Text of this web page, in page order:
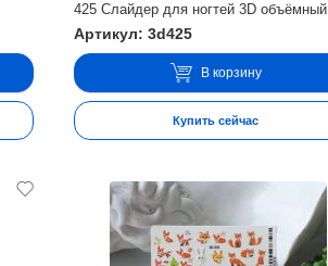
425 Слайдер для ногтей 3D объёмный
Артикул: 3d425
В корзину
Купить сейчас